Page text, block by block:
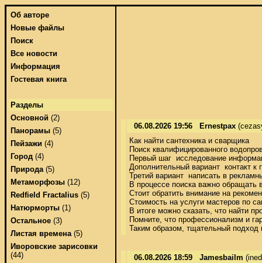
Об авторе
Новые файлы
Поиск
Все новости
Информация
Гостевая книга
Разделы
Основной (2)
Панорамы (5)
Пейзажи (4)
Город (4)
Природа(5)
Метаморфозы (12)
Redfield Fractalius (5)
Натюрморты (1)
Остальное (3)
Листая времена(5)
Иворовские зарисовки
(44)
06.08.2026 19:56 Ernestpax
Как найти сантехника и сварщика
Поиск квалифицированного
Первый шаг  исследование
Дополнительный вариант  контакт
Третий вариант  написать в
В процессе поиска важно обращать
Стоит обратить внимание на
Стоимость на услуги мастеров по
В итоге можно сказать, что найти
Помните, что профессионализм и
Таким образом, тщательный подход
06.08.2026 18:59 Jamesbailm